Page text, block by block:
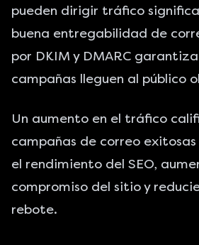
pueden dirigir tráfico
buena entregabilidad de
por DKIM y DMARC garantiza
campañas lleguen al público
Un aumento en el tráfico
campañas de correo
el rendimiento del SEO,
compromiso del sitio y
rebote.